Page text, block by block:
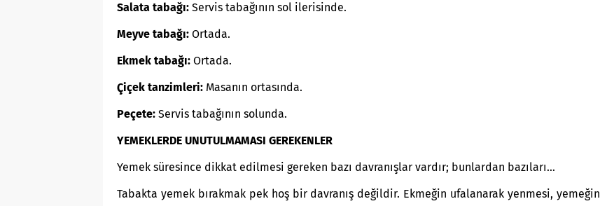
Salata tabağı: Servis tabağının sol ilerisinde.
Meyve tabağı: Ortada.
Ekmek tabağı: Ortada.
Çiçek tanzimleri: Masanın ortasında.
Peçete: Servis tabağının solunda.
YEMEKLERDE UNUTULMAMASI GEREKENLER
Yemek süresince dikkat edilmesi gereken bazı davranışlar vardır; bunlardan bazıları…
Tabakta yemek bırakmak pek hoş bir davranış değildir. Ekmeğin ufalanarak yenmesi, yemeğin